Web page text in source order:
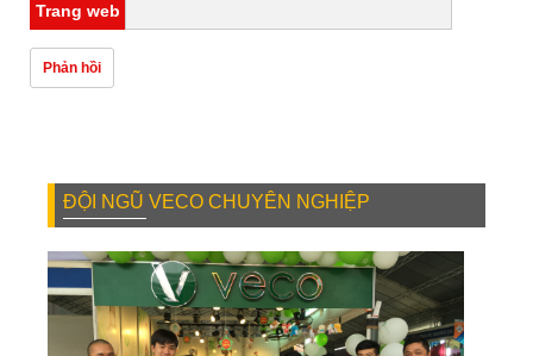
Trang web
ĐỘI NGŨ VECO CHUYÊN NGHIỆP